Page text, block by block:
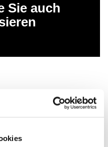
Sie auch